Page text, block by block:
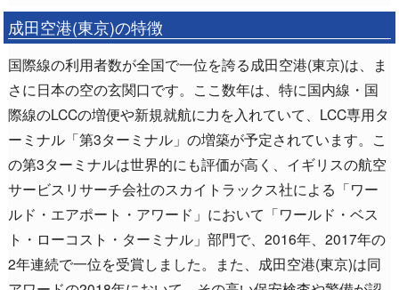
成田空港(東京)の特徴
国際線の利用者数が全国で一位を誇る成田空港(東京)は、ま
さに日本の空の玄関口です。ここ数年は、特に国内線・国
際線のLCCの増便や新規就航に力を入れていて、LCC専用タ
ーミナル「第3ターミナル」の増築が予定されています。こ
の第3ターミナルは世界的にも評価が高く、イギリスの航空
サービスリサーチ会社のスカイトラックス社による「ワー
ルド・エアポート・アワード」において「ワールド・ベス
ト・ローコスト・ターミナル」部門で、2016年、2017年の
2年連続で一位を受賞しました。また、成田空港(東京)は同